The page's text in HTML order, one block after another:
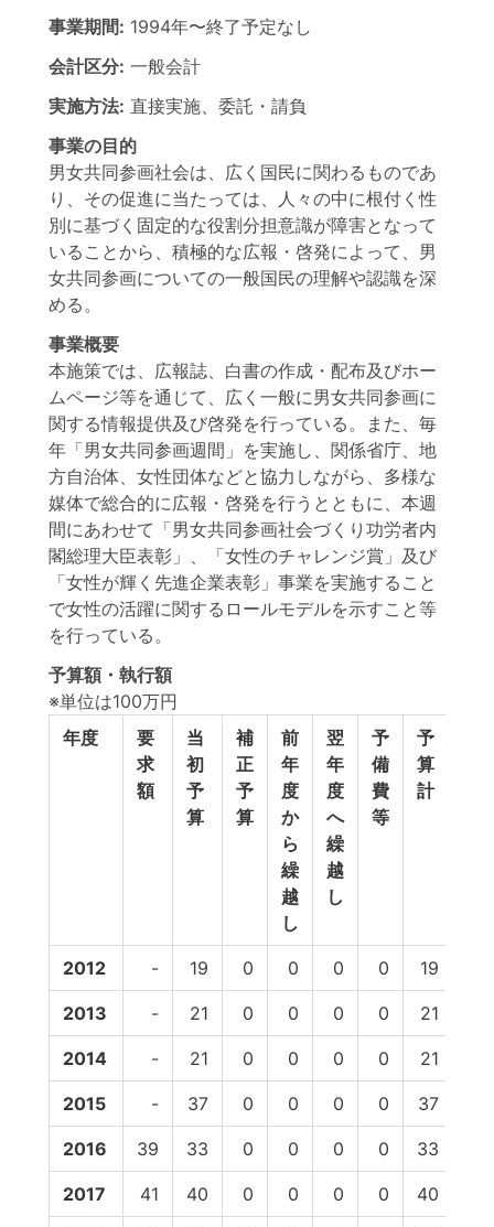
事業期間: 1994年〜終了予定なし
会計区分: 一般会計
実施方法: 直接実施、委託・請負
事業の目的
男女共同参画社会は、広く国民に関わるものであ
り、その促進に当たっては、人々の中に根付く性
別に基づく固定的な役割分担意識が障害となって
いることから、積極的な広報・啓発によって、男
女共同参画についての一般国民の理解や認識を深
める。
事業概要
本施策では、広報誌、白書の作成・配布及びホー
ムページ等を通じて、広く一般に男女共同参画に
関する情報提供及び啓発を行っている。また、毎
年「男女共同参画週間」を実施し、関係省庁、地
方自治体、女性団体などと協力しながら、多様な
媒体で総合的に広報・啓発を行うとともに、本週
間にあわせて「男女共同参画社会づくり功労者内
閣総理大臣表彰」、「女性のチャレンジ賞」及び
「女性が輝く先進企業表彰」事業を実施すること
で女性の活躍に関するロールモデルを示すこと等
を行っている。
予算額・執行額
※単位は100万円
年度
要
求
額
当
初
予
算
補
正
予
算
前
年
度
か
ら
繰
越
し
翌
年
度
へ
繰
越
し
予
備
費
等
予
算
計
2012 - 19 0 0 0 0 19
2013 - 21 0 0 0 0 21
2014 - 21 0 0 0 0 21
2015 - 37 0 0 0 0 37
2016 39 33 0 0 0 0 33
2017 41 40 0 0 0 0 40